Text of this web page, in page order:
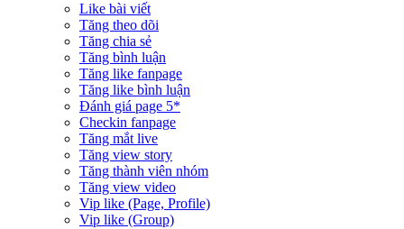
Like bài viết
Tăng theo dõi
Tăng chia sẻ
Tăng bình luận
Tăng like fanpage
Tăng like bình luận
Đánh giá page 5*
Checkin fanpage
Tăng mắt live
Tăng view story
Tăng thành viên nhóm
Tăng view video
Vip like (Page, Profile)
Vip like (Group)